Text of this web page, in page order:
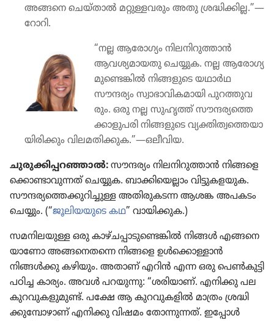
അങ്ങനെ ചെയ്‌താൽ മറ്റുള്ള​വ​രും അതു ശ്രദ്ധി​ക്കി​ല്ല.”—
റോറി.
“നല്ല ആരോ​ഗ്യം നിലനി​റു​ത്താൻ
ആവശ്യ​മാ​യ​തു ചെയ്യുക. നല്ല ആരോ​ഗ്യ​
മു​ണ്ടെ​ങ്കിൽ നിങ്ങളു​ടെ യഥാർഥ
സൗന്ദര്യം സ്വാഭാ​വി​ക​മാ​യി പുറത്തു​വ​
രും. ഒരു നല്ല സുഹൃത്ത്‌ സൗന്ദര്യ​ത്തെ​
ക്കാ​ളു​പ​രി നിങ്ങളു​ടെ വ്യക്തി​ത്വ​ത്തെ​യാ​
യി​രി​ക്കും വിലമ​തി​ക്കു​ക.”—ഒലീവിയ.
ചുരു​ക്കി​പ്പ​റ​ഞ്ഞാൽ: സൗന്ദര്യം നിലനി​റു​ത്താൻ നിങ്ങ​ളെ​
ക്കൊ​ണ്ടാ​വു​ന്നത്‌ ചെയ്യുക. ബാക്കി​യെ​ല്ലാം വിട്ടു​ക​ള​യു​ക.
സൗന്ദര്യ​ത്തെ​ക്കു​റി​ച്ചു​ള്ള അതിരു​ക​ടന്ന ആശങ്ക അപകടം
ചെയ്യും. (“ജൂലി​യ​യു​ടെ കഥ” വായി​ക്കു​ക.)
സമനി​ല​യു​ള്ള ഒരു കാഴ്‌ച​പ്പാ​ടു​ണ്ടെ​ങ്കിൽ നിങ്ങൾ എങ്ങനെ​
യാ​ണോ അങ്ങനെ​ത​ന്നെ നിങ്ങളെ ഉൾക്കൊ​ള്ളാൻ
നിങ്ങൾക്കു കഴിയും. അതാണ്‌ എറിൻ എന്ന ഒരു പെൺകു​ട്ടി
പഠിച്ച കാര്യം. അവൾ പറയുന്നു: “ശരിയാണ്‌. എനിക്കു പല
കുറവു​ക​ളു​മുണ്ട്‌. പക്ഷേ ആ കുറവു​ക​ളിൽ മാത്രം ശ്രദ്ധി​
ക്കു​മ്പോ​ഴാണ്‌ എനിക്കു വിഷമം തോന്നു​ന്നത്‌. ഇപ്പോൾ